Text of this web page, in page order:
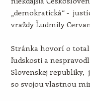
„demokratická“ -
vraždy Ľudmily
Stránka hovorí o
ľudskosti a
Slovenskej republiky,
so svojou vlastnou